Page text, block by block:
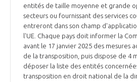
entités de taille moyenne et grande
secteurs ou fournissant des services
entreront dans son champ
l'UE. Chaque pays doit informer la
avant le 17 janvier 2025 des mesures
de la transposition, puis dispose de 4
déposer la liste des entités
transposition en droit national de la